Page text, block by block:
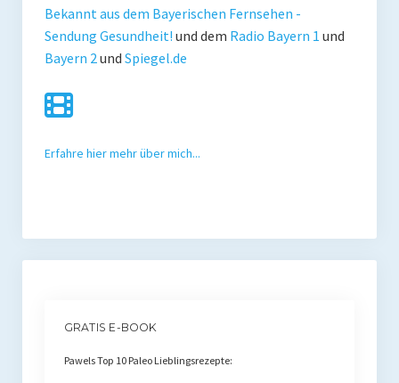
Bekannt aus dem Bayerischen Fernsehen -
Sendung Gesundheit! und dem Radio Bayern 1 und
Bayern 2 und Spiegel.de
Erfahre hier mehr über mich...
GRATIS E-BOOK
Pawels Top 10 Paleo Lieblingsrezepte: